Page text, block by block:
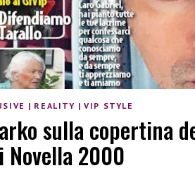
| REALITY |VIP STYLE
sulla copertina
2000